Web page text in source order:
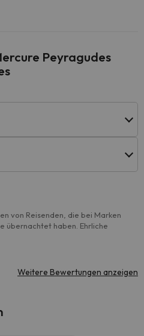
Peyragudes
von Reisenden, die bei Marken
übernachtet haben. Ehrliche
Weitere Bewertungen anzeigen